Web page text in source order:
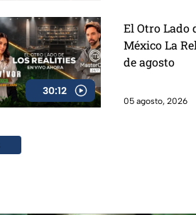
30:12
El Otro Lado
México La
de agosto
05 agosto, 2026